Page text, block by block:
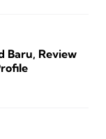
Baru, Review